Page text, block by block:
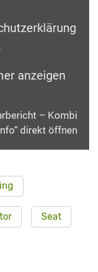
anzeigen
– Kombi
direkt öffnen
Seat